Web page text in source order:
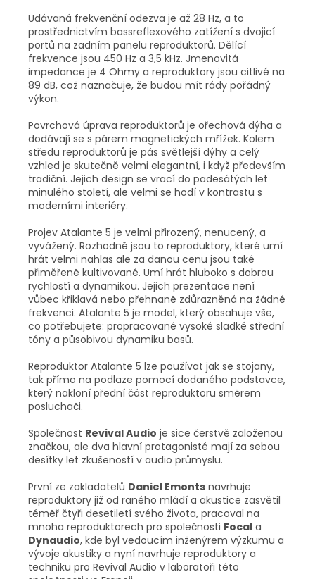
Udávaná frekvenční odezva je až 28 Hz, a to
prostřednictvím bassreflexového zatížení s dvojicí
portů na zadním panelu reproduktorů. Dělící
frekvence jsou 450 Hz a 3,5 kHz. Jmenovitá
impedance je 4 Ohmy a reproduktory jsou citlivé na
89 dB, což naznačuje, že budou mít rády pořádný
výkon.
Povrchová úprava reproduktorů je ořechová dýha a
dodávají se s párem magnetických mřížek. Kolem
středu reproduktorů je pás světlejší dýhy a celý
vzhled je skutečně velmi elegantní, i když především
tradiční. Jejich design se vrací do padesátých let
minulého století, ale velmi se hodí v kontrastu s
moderními interiéry.
Projev Atalante 5 je velmi přirozený, nenucený, a
vyvážený. Rozhodně jsou to reproduktory, které umí
hrát velmi nahlas ale za danou cenu jsou také
přiměřeně kultivované. Umí hrát hluboko s dobrou
rychlostí a dynamikou. Jejich prezentace není
vůbec křiklavá nebo přehnaně zdůrazněná na žádné
frekvenci. Atalante 5 je model, který obsahuje vše,
co potřebujete: propracované vysoké sladké střední
tóny a působivou dynamiku basů.
Reproduktor Atalante 5 lze používat jak se stojany,
tak přímo na podlaze pomocí dodaného podstavce,
který nakloní přední část reproduktoru směrem
posluchači.
Společnost Revival Audio je sice čerstvě založenou
značkou, ale dva hlavní protagonisté mají za sebou
desítky let zkušeností v audio průmyslu.
První ze zakladatelů Daniel Emonts navrhuje
reproduktory již od raného mládí a akustice zasvětil
téměř čtyři desetiletí svého života, pracoval na
mnoha reproduktorech pro společnosti Focal a
Dynaudio, kde byl vedoucím inženýrem výzkumu a
vývoje akustiky a nyní navrhuje reproduktory a
techniku pro Revival Audio v laboratoři této